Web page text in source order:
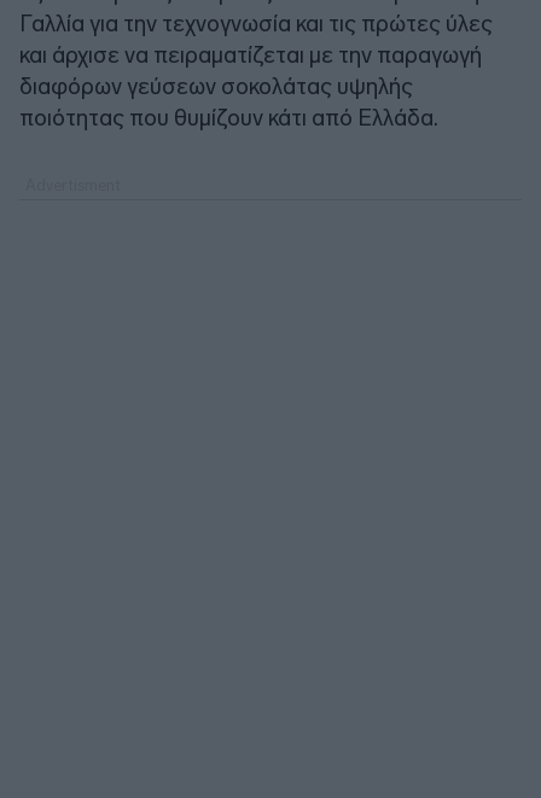
Γαλλία για την τεχνογνωσία και τις πρώτες ύλες
και άρχισε να πειραματίζεται με την παραγωγή
διαφόρων γεύσεων σοκολάτας υψηλής
ποιότητας που θυμίζουν κάτι από Ελλάδα.